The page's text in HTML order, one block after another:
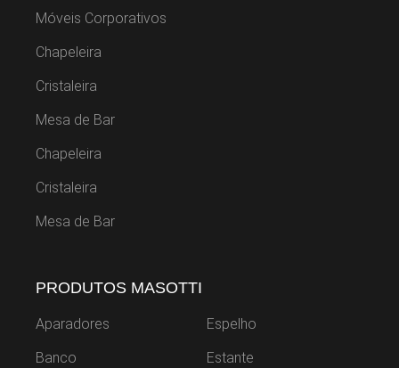
Móveis Corporativos
Chapeleira
Cristaleira
Mesa de Bar
Chapeleira
Cristaleira
Mesa de Bar
PRODUTOS MASOTTI
Aparadores
Banco
Espelho
Estante